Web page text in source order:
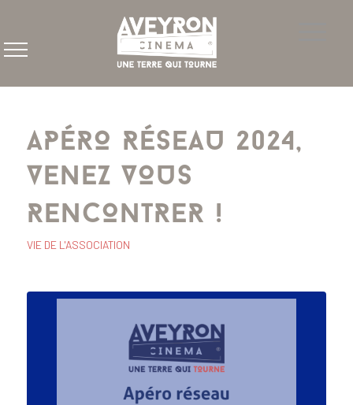
APÉRO RÉSEAU 2024,
VENEZ VOUS
RENCONTRER !
VIE DE L'ASSOCIATION